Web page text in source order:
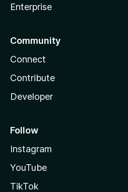
Enterprise
Community
Connect
Contribute
Developer
Follow
Instagram
YouTube
TikTok